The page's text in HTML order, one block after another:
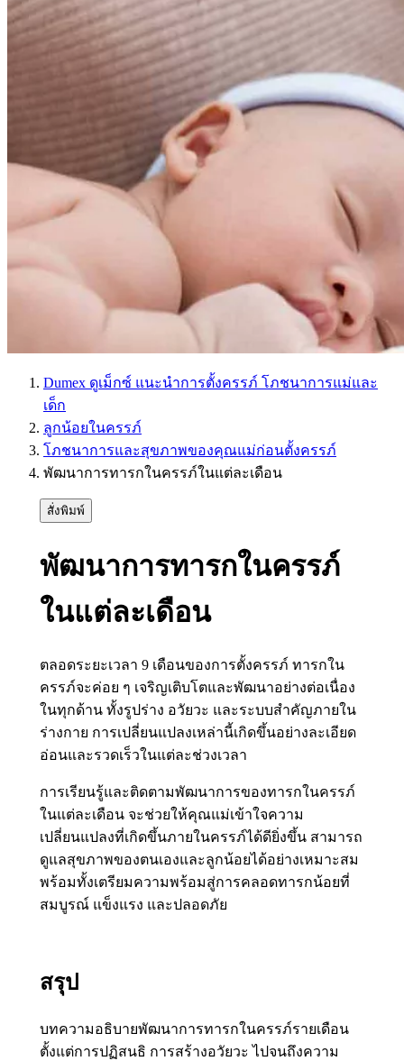
Dumex ดูเม็กซ์ แนะนำการตั้งครรภ์ โภชนาการแม่และ
เด็ก
ลูกน้อยในครรภ์
โภชนาการและสุขภาพของคุณแม่ก่อนตั้งครรภ์
พัฒนาการทารกในครรภ์ในแต่ละเดือน
สั่งพิมพ์
พัฒนาการทารกในครรภ์
ในแต่ละเดือน
ตลอดระยะเวลา 9 เดือนของการตั้งครรภ์ ทารกใน
ครรภ์จะค่อย ๆ เจริญเติบโตและพัฒนาอย่างต่อเนื่อง
ในทุกด้าน ทั้งรูปร่าง อวัยวะ และระบบสำคัญภายใน
ร่างกาย การเปลี่ยนแปลงเหล่านี้เกิดขึ้นอย่างละเอียด
อ่อนและรวดเร็วในแต่ละช่วงเวลา
การเรียนรู้และติดตามพัฒนาการของทารกในครรภ์
ในแต่ละเดือน จะช่วยให้คุณแม่เข้าใจความ
เปลี่ยนแปลงที่เกิดขึ้นภายในครรภ์ได้ดียิ่งขึ้น สามารถ
ดูแลสุขภาพของตนเองและลูกน้อยได้อย่างเหมาะสม
พร้อมทั้งเตรียมความพร้อมสู่การคลอดทารกน้อยที่
สมบูรณ์ แข็งแรง และปลอดภัย
สรุป
บทความอธิบายพัฒนาการทารกในครรภ์รายเดือน
ตั้งแต่การปฏิสนธิ การสร้างอวัยวะ ไปจนถึงความ